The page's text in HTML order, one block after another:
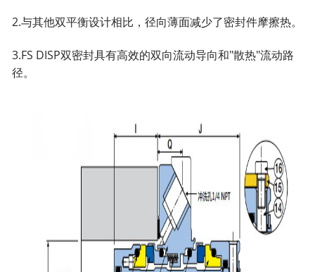
2.与其他双平衡设计相比，径向薄面减少了密封件摩擦热。
3.FS DISP双密封具有高效的双向流动导向和"散热"流动路
径。